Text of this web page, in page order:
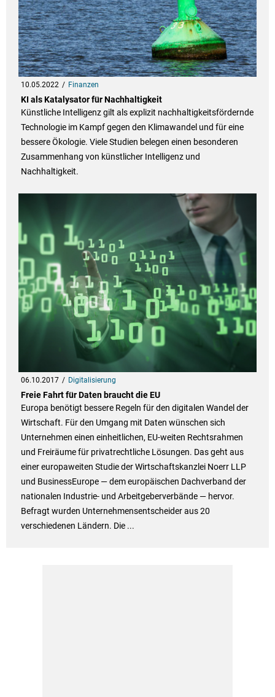
10.05.2022 Finanzen
KI als Katalysator für Nachhaltigkeit
Künstliche Intelligenz gilt als explizit nachhaltigkeitsfördernde
Technologie im Kampf gegen den Klimawandel und für eine
bessere Ökologie. Viele Studien belegen einen besonderen
Zusammenhang von künstlicher Intelligenz und
Nachhaltigkeit.
06.10.2017 Digitalisierung
Freie Fahrt für Daten braucht die EU
Europa benötigt bessere Regeln für den digitalen Wandel der
Wirtschaft. Für den Umgang mit Daten wünschen sich
Unternehmen einen einheitlichen, EU-weiten Rechtsrahmen
und Freiräume für privatrechtliche Lösungen. Das geht aus
einer europaweiten Studie der Wirtschaftskanzlei Noerr LLP
und BusinessEurope — dem europäischen Dachverband der
nationalen Industrie- und Arbeitgeberverbände — hervor.
Befragt wurden Unternehmensentscheider aus 20
verschiedenen Ländern. Die ...